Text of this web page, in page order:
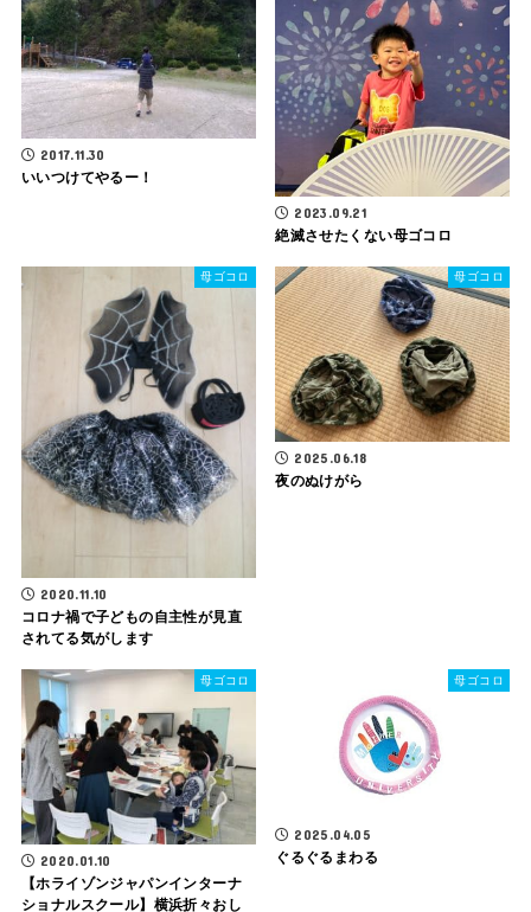
2017.11.30
いいつけてやるー！
2023.09.21
絶滅させたくない母ゴコロ
母ゴコロ
2020.11.10
コロナ禍で子どもの自主性が見直
されてる気がします
母ゴコロ
2025.06.18
夜のぬけがら
母ゴコロ
2020.01.10
【ホライゾンジャパンインターナ
ショナルスクール】横浜折々おし
母ゴコロ
2025.04.05
ぐるぐるまわる